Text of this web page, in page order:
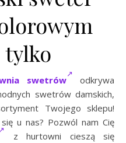
swetrów
odkrywa
swetrów damskich,
Twojego sklepu!
u nas? Pozwól nam Cię
z hurtowni cieszą się